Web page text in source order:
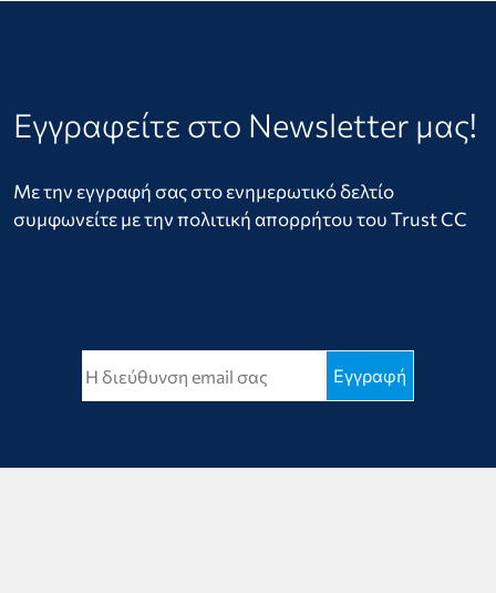
Εγγραφείτε στο Newsletter μας!
Με την εγγραφή σας στο ενημερωτικό δελτίο
συμφωνείτε με την πολιτική απορρήτου του Trust CC